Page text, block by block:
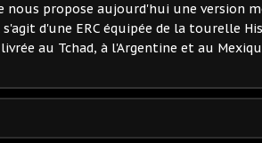
nous propose aujourd'hui une version
s'agit d'une ERC équipée de la tourelle
au Tchad, à l'Argentine et au